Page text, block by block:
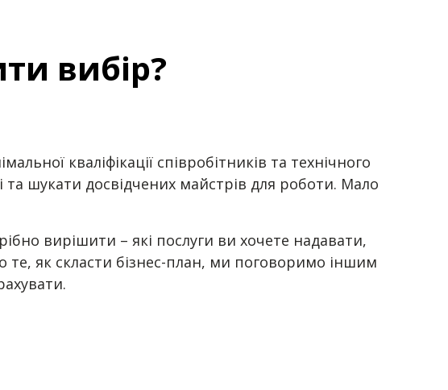
вибір?
кваліфікації співробітників та технічного
шукати досвідчених майстрів для роботи. Мало
вирішити – які послуги ви хочете надавати,
те, як скласти бізнес-план, ми поговоримо іншим